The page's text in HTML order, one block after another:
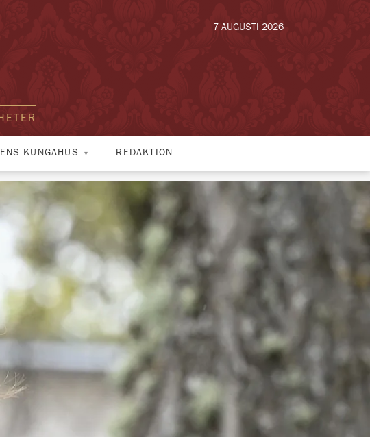
7 AUGUSTI 2026
KUNGAHUS REDAKTION